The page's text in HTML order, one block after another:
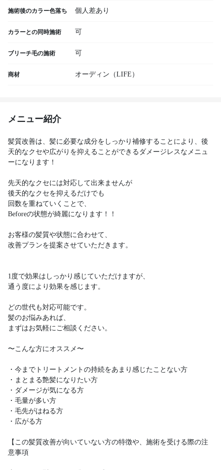
施術後のカラー色落ち 個人差あり
カラーとの同時施術 可
ブリーチ毛の施術 可
商材 オーディン（LIFE）
メニュー紹介
髪質改善は、髪に必要な成分をしっかり補修することにより、後
天的なクセや広がりを抑えることができるダメージレスなメニュ
ーになります！
先天的なクセには対応して出来ませんが
後天的なクセを抑えるだけでも
回数を重ねていくことで、
Beforeの状態が綺麗になります！！
お客様の髪質や状態に合わせて、
改善プランを提案させていただきます。
1度で効果はしっかり感じていただけますが、
通う度により効果を感じます。
どの世代も対応可能です。
髪のお悩みあれば、
まずはお気軽にご相談ください。
〜こんな方にオススメ〜
・今までトリートメントの持続をあまり感じたことない方
・まとまる艶髪になりたい方
・ダメージが気になる方
・毛量が多い方
・毛先がはねる方
・広がる方
【この髪質改善が向いていない方の特徴や、施術を受ける際の注
意事項